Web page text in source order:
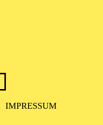
IMPRESSUM